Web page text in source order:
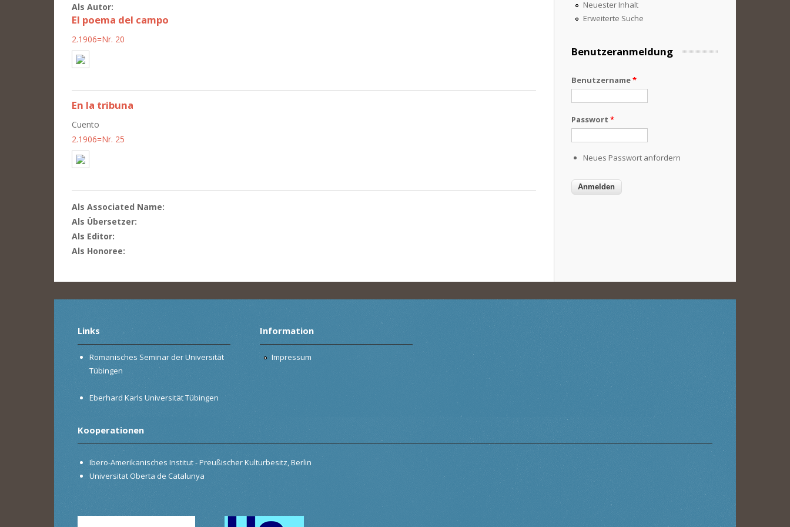
Als Autor:
El poema del campo
2.1906=Nr. 20
En la tribuna
Cuento
2.1906=Nr. 25
Als Associated Name:
Als Übersetzer:
Als Editor:
Als Honoree:
Neuester Inhalt
Erweiterte Suche
Benutzeranmeldung
Benutzername*
Passwort *
Neues Passwort anfordern
Links
Romanisches Seminar der Universität
Tübingen
Eberhard Karls Universität Tübingen
Information
Impressum
Kooperationen
Ibero-Amerikanisches Institut - Preußischer Kulturbesitz, Berlin
Universitat Oberta de Catalunya